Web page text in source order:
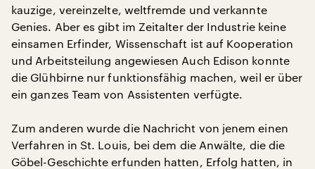
kauzige, vereinzelte, weltfremde und verkannte
Genies. Aber es gibt im Zeitalter der Industrie keine
einsamen Erfinder, Wissenschaft ist auf Kooperation
und Arbeitsteilung angewiesen Auch Edison konnte
die Glühbirne nur funktionsfähig machen, weil er über
ein ganzes Team von Assistenten verfügte.
Zum anderen wurde die Nachricht von jenem einen
Verfahren in St. Louis, bei dem die Anwälte, die die
Göbel-Geschichte erfunden hatten, Erfolg hatten, in